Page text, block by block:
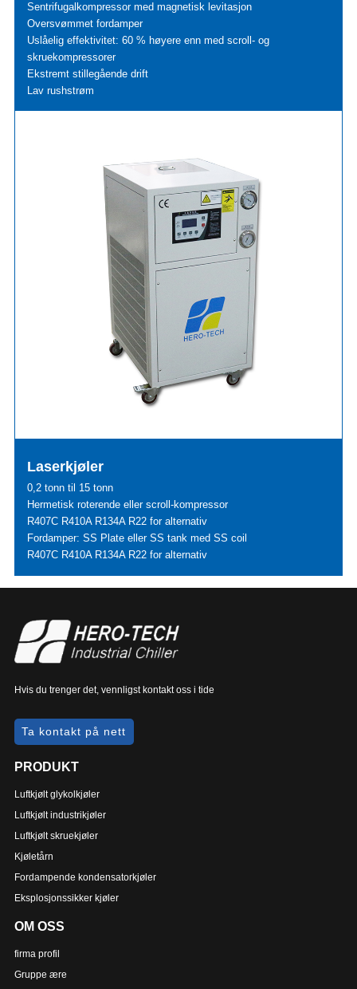
Sentrifugalkompressor med magnetisk levitasjon
Oversvømmet fordamper
Uslåelig effektivitet: 60 % høyere enn med scroll- og
skruekompressorer
Ekstremt stillegående drift
Lav rushstrøm
Laserkjøler
0,2 tonn til 15 tonn
Hermetisk roterende eller scroll-kompressor
R407C R410A R134A R22 for alternativ
Fordamper: SS Plate eller SS tank med SS coil
R407C R410A R134A R22 for alternativ
Hvis du trenger det, vennligst kontakt oss i tide
Ta kontakt på nett
PRODUKT
Luftkjølt glykolkjøler
Luftkjølt industrikjøler
Luftkjølt skruekjøler
Kjøletårn
Fordampende kondensatorkjøler
Eksplosjonssikker kjøler
OM OSS
firma profil
Gruppe ære